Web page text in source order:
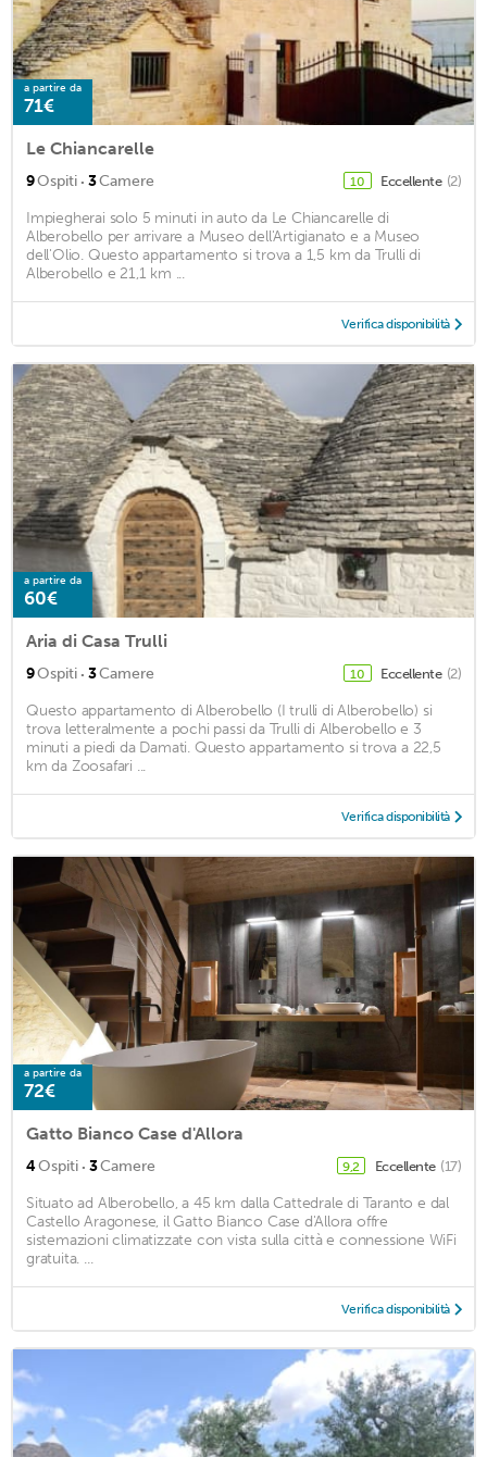
a partire da
71€
Le Chiancarelle
9Ospiti · 3Camere 10 Eccellente (2)
Impiegherai solo 5 minuti in auto da Le Chiancarelle di
Alberobello per arrivare a Museo dell'Artigianato e a Museo
dell'Olio. Questo appartamento si trova a 1,5 km da Trulli di
Alberobello e 21,1 km ...
Verifica disponibilità
a partire da
60€
Aria di Casa Trulli
9Ospiti · 3Camere 10 Eccellente (2)
Questo appartamento di Alberobello (I trulli di Alberobello) si
trova letteralmente a pochi passi da Trulli di Alberobello e 3
minuti a piedi da Damati. Questo appartamento si trova a 22,5
km da Zoosafari ...
Verifica disponibilità
a partire da
72€
Gatto Bianco Case d'Allora
4Ospiti · 3Camere 9,2 Eccellente (17)
Situato ad Alberobello, a 45 km dalla Cattedrale di Taranto e dal
Castello Aragonese, il Gatto Bianco Case d'Allora offre
sistemazioni climatizzate con vista sulla città e connessione WiFi
gratuita. ...
Verifica disponibilità